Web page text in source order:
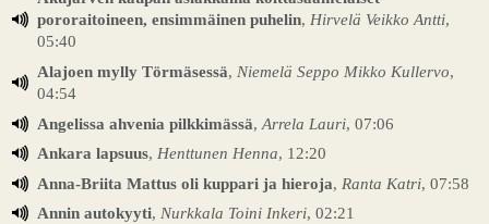
pororaitoineen, ensimmäinen puhelin, Hirvelä Veikko Antti,
05:40
Alajoen mylly Törmäsessä, Niemelä Seppo Mikko Kullervo,
04:54
Angelissa ahvenia pilkkimässä, Arrela Lauri, 07:06
Ankara lapsuus, Henttunen Henna, 12:20
Anna-Briita Mattus oli kuppari ja hieroja, Ranta Katri, 07:58
Annin autokyyti, Nurkkala Toini Inkeri, 02:21